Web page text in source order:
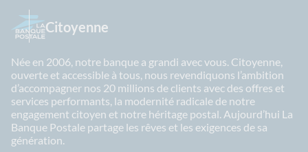
Citoyenne
Née en 2006, notre banque a grandi avec vous. Citoyenne,
ouverte et accessible à tous, nous revendiquons l’ambition
d’accompagner nos 20 millions de clients avec des offres et
services performants, la modernité radicale de notre
engagement citoyen et notre héritage postal. Aujourd’hui La
Banque Postale partage les rêves et les exigences de sa
génération.